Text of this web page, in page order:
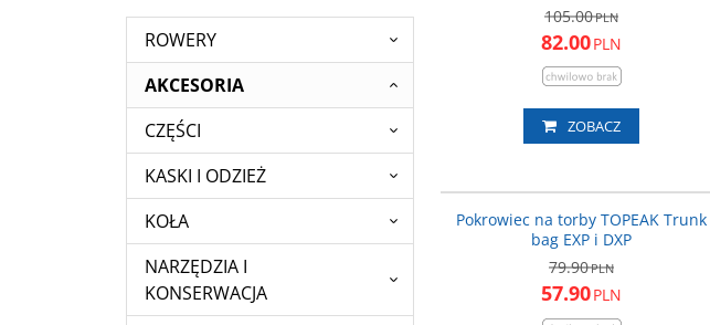
105.00PLN
82.00PLN
ZOBACZ
Pokrowiec na torby TOPEAK Trunk
bag EXP i DXP
79.90PLN
57.90PLN
ROWERY
AKCESORIA
CZĘŚCI
KASKI I ODZIEŻ
KOŁA
NARZĘDZIA I
KONSERWACJA